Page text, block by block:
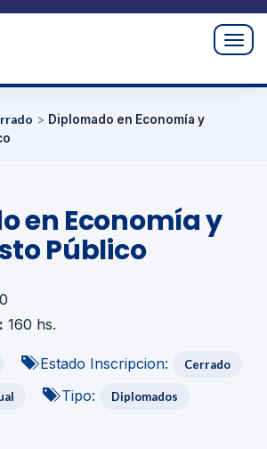
> Diplomado en Economía y
en Economía y
Público
160 hs.
Estado Inscripcion: Cerrado
Tipo: Diplomados